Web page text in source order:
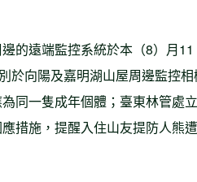
的遠端監控系統於本（8）月11
於向陽及嘉明湖山屋周邊監控
同一隻成年個體；臺東林管處
措施，提醒入住山友提防人熊